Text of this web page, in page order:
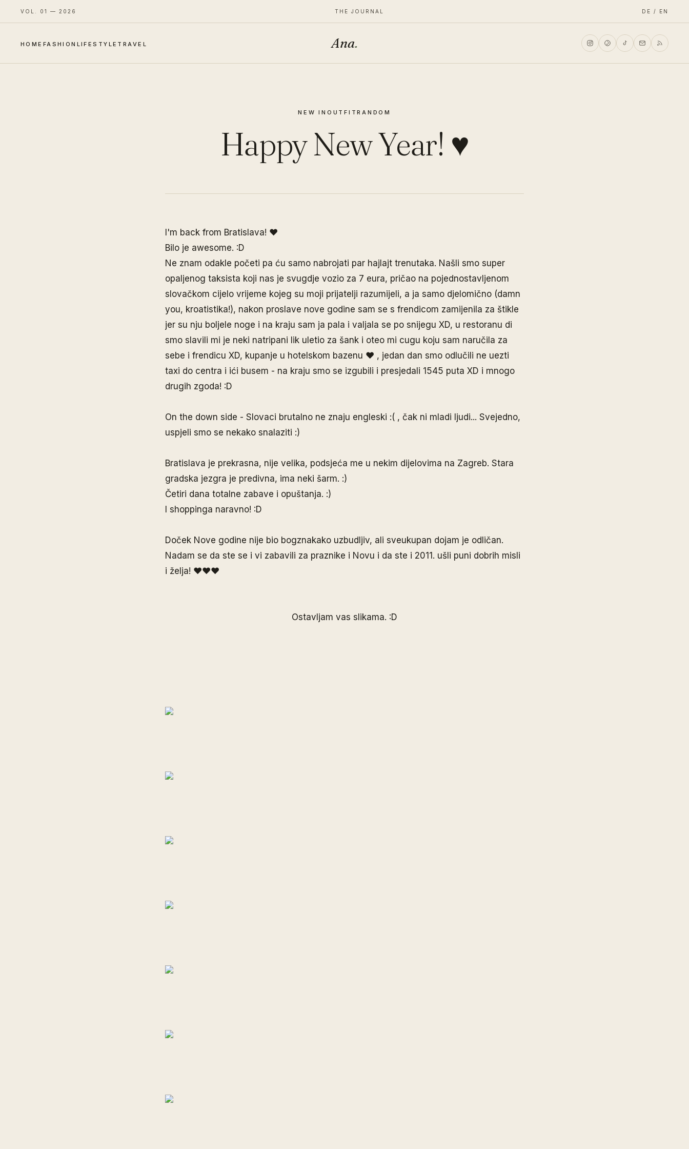
VOL. 01 — 2026 THE JOURNAL DE / EN
HOME FASHION LIFESTYLE TRAVEL Ana.
NEW IN OUTFITRANDOM
Happy New Year! ♥
I'm back from Bratislava! ♥
Bilo je awesome. :D
Ne znam odakle početi pa ću samo nabrojati par hajlajt trenutaka. Našli smo super
opaljenog taksista koji nas je svugdje vozio za 7 eura, pričao na pojednostavljenom
slovačkom cijelo vrijeme kojeg su moji prijatelji razumijeli, a ja samo djelomično (damn
you, kroatistika!), nakon proslave nove godine sam se s frendicom zamijenila za štikle
jer su nju boljele noge i na kraju sam ja pala i valjala se po snijegu XD, u restoranu di
smo slavili mi je neki natripani lik uletio za šank i oteo mi cugu koju sam naručila za
sebe i frendicu XD, kupanje u hotelskom bazenu ♥ , jedan dan smo odlučili ne uezti
taxi do centra i ići busem - na kraju smo se izgubili i presjedali 1545 puta XD i mnogo
drugih zgoda! :D
On the down side - Slovaci brutalno ne znaju engleski :( , čak ni mladi ljudi... Svejedno,
uspjeli smo se nekako snalaziti :)
Bratislava je prekrasna, nije velika, podsjeća me u nekim dijelovima na Zagreb. Stara
gradska jezgra je predivna, ima neki šarm. :)
Četiri dana totalne zabave i opuštanja. :)
I shoppinga naravno! :D
Doček Nove godine nije bio bogznakako uzbudljiv, ali sveukupan dojam je odličan.
Nadam se da ste se i vi zabavili za praznike i Novu i da ste i 2011. ušli puni dobrih misli
i želja! ♥♥♥
Ostavljam vas slikama. :D